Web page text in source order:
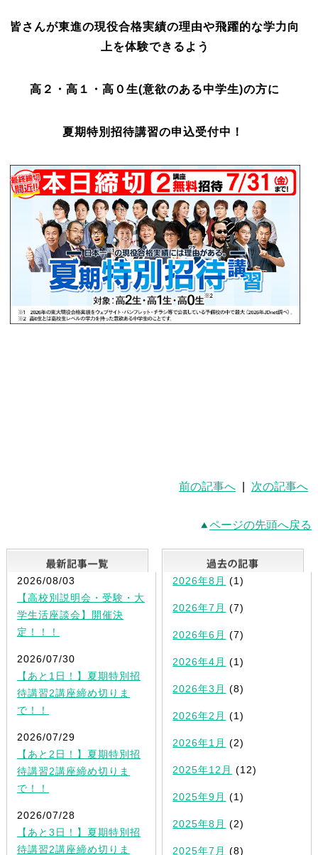
皆さんが東進の現役合格実績の理由や飛躍的な学力向
上を体験できるよう
高２・高１・高０生(意欲のある中学生)の方に
夏期特別招待講習の申込受付中！
前の記事へ 次の記事へ
ページの先頭へ戻る
最新記事一覧
2026/08/03
【高校別説明会・受験・大
学生活座談会】開催決
定！！！
2026/07/30
【あと1日！】夏期特別招
待講習2講座締め切りま
で！！
2026/07/29
【あと2日！】夏期特別招
待講習2講座締め切りま
で！！
2026/07/28
【あと3日！】夏期特別招
待講習2講座締め切りま
2026年8月 (1)
2026年7月 (7)
2026年6月 (7)
2026年4月 (1)
2026年3月 (8)
2026年2月 (1)
2026年1月 (2)
2025年12月 (12)
2025年9月 (1)
2025年8月 (2)
2025年7月 (8)